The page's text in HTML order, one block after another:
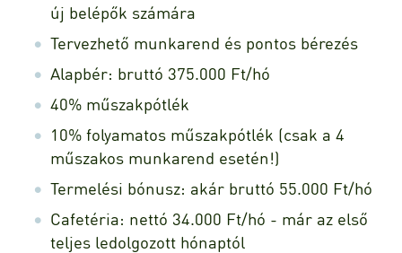
új belépők számára
Tervezhető munkarend és pontos bérezés
Alapbér: bruttó 375.000 Ft/hó
40% műszakpótlék
10% folyamatos műszakpótlék (csak a 4
műszakos munkarend esetén!)
Termelési bónusz: akár bruttó 55.000 Ft/hó
Cafetéria: nettó 34.000 Ft/hó - már az első
teljes ledolgozott hónaptól